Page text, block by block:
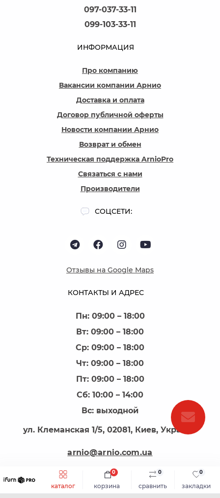
каталог сравнить
0
закладки
0
корзина
0
097-037-33-11
099-103-33-11
КОНТАКТЫ И АДРЕС
Пн: 09:00 – 18:00
Вт: 09:00 – 18:00
Ср: 09:00 – 18:00
Чт: 09:00 – 18:00
Пт: 09:00 – 18:00
Сб: 10:00 – 14:00
Вс: выходной
ул. Клеманская 1/5, 02081, Киев, Украина
arnio@arnio.com.ua
ИНФОРМАЦИЯ
Про компанию
Вакансии компании Арнио
Доставка и оплата
Договор публичной оферты
Новости компании Арнио
Возврат и обмен
Техническая поддержка ArnioPro
Связаться с нами
Производители
СОЦСЕТИ:
Отзывы на Google Maps